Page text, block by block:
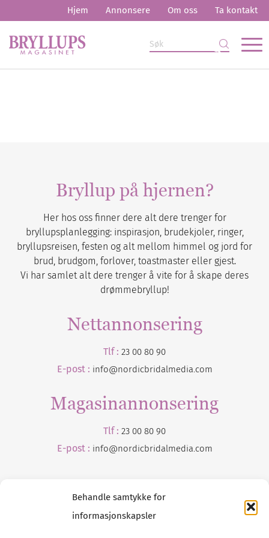
Behandle samtykke for
informasjonskapsler
Hjem Annonsere Om oss Ta kontakt
Bryllup på hjernen?
Her hos oss finner dere alt dere trenger for
bryllupsplanlegging: inspirasjon, brudekjoler, ringer,
bryllupsreisen, festen og alt mellom himmel og jord for
brud, brudgom, forlover, toastmaster eller gjest.
Vi har samlet alt dere trenger å vite for å skape deres
drømmebryllup!
Nettannonsering
Tlf : 23 00 80 90
E-post : info@nordicbridalmedia.com
Magasinannonsering
Tlf : 23 00 80 90
E-post : info@nordicbridalmedia.com